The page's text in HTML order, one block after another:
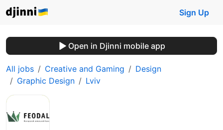
Sign Up
Open in Djinni mobile app
All jobs Creative and Gaming
Design
Graphic Design
Lviv